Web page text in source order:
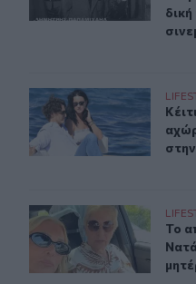
Κέιτι Πέρι και
Το απολαυστικό βίντεο
Το
Το